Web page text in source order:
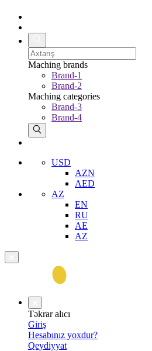
Maching brands
Brand-1
Brand-2
Maching categories
Brand-3
Brand-4
USD
AZN
AED
AZ
EN
RU
AE
AZ
Təkrar alıcı
Giriş
Hesabınız yoxdur?
Qeydiyyat